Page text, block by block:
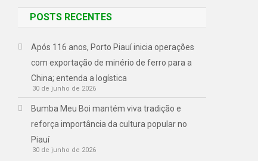
POSTS RECENTES
Após 116 anos, Porto Piauí inicia operações
com exportação de minério de ferro para a
China; entenda a logística
30 de junho de 2026
Bumba Meu Boi mantém viva tradição e
reforça importância da cultura popular no
Piauí
30 de junho de 2026